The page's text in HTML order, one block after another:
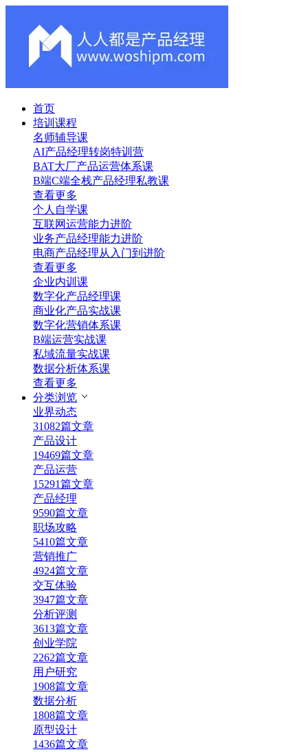
首页
培训课程
名师辅导课
AI产品经理转岗特训营
BAT大厂产品运营体系课
B端C端全栈产品经理私教课
查看更多
个人自学课
互联网运营能力进阶
业务产品经理能力进阶
电商产品经理从入门到进阶
查看更多
企业内训课
数字化产品经理课
商业化产品实战课
数字化营销体系课
B端运营实战课
私域流量实战课
数据分析体系课
查看更多
分类浏览
业界动态
31082篇文章
产品设计
19469篇文章
产品运营
15291篇文章
产品经理
9590篇文章
职场攻略
5410篇文章
营销推广
4924篇文章
交互体验
3947篇文章
分析评测
3613篇文章
创业学院
2262篇文章
用户研究
1908篇文章
数据分析
1808篇文章
原型设计
1436篇文章